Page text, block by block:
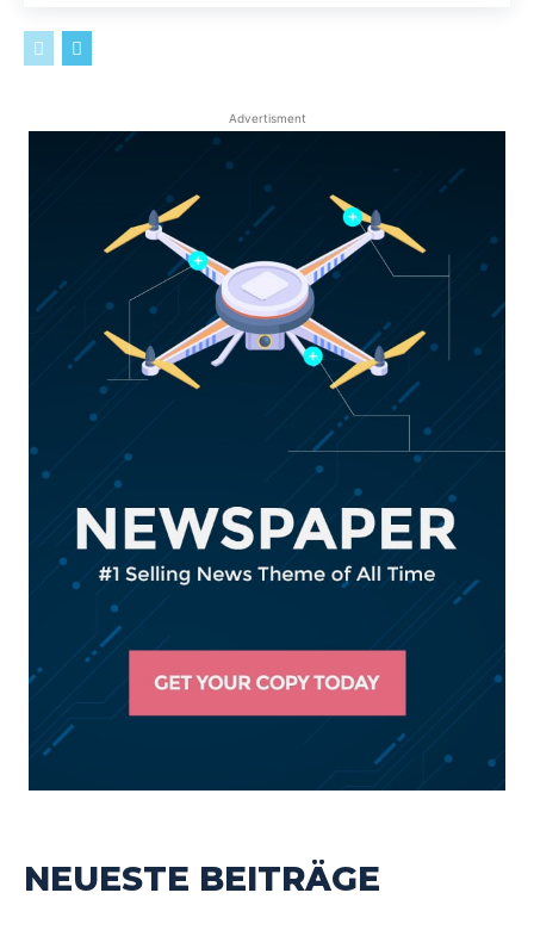
Advertisment
NEUESTE BEITRÄGE